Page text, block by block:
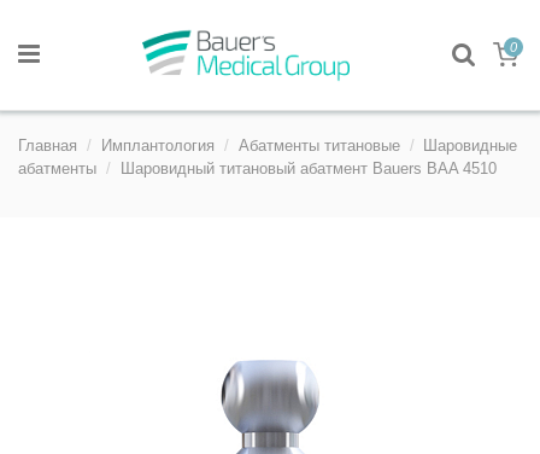
0
Главная Имплантология Абатменты титановые
Шаровидные
абатменты
Шаровидный титановый абатмент Bauers BAA 4510